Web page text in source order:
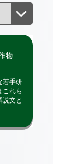
若手研
これら
文と